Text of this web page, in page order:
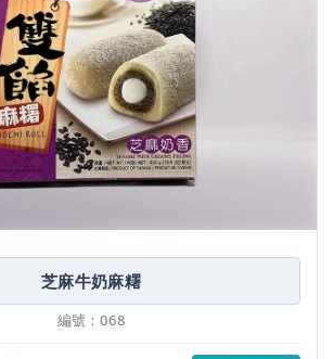
芝麻牛奶麻糬
編號：068